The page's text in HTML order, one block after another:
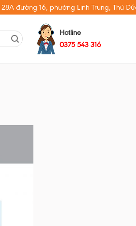
28A đường 16, phường Linh Trung, Thủ
Hotline
0375 543 316